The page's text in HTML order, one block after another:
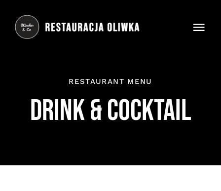
content
Google
RESTAURANT MENU
DRINK & COCKTAIL